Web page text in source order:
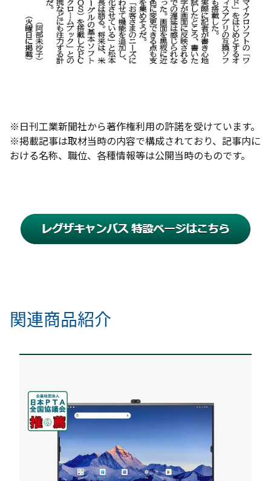
※日刊工業新聞社から著作権利用の許諾を受けています。
※掲載記事は取材当時の内容で構成されており、記事内に
おける名称、職位、各種情報等は公開当時のものです。
関連商品紹介